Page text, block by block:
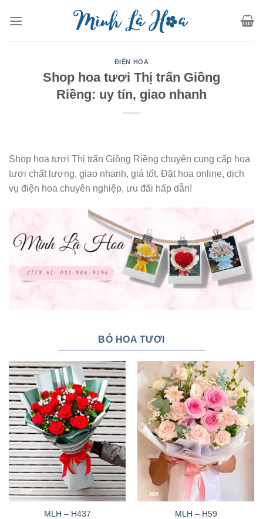
ĐIỆN HOA
Shop hoa tươi Thị trấn Giồng
Riềng: uy tín, giao nhanh
Shop hoa tươi Thị trấn Giồng Riềng chuyên cung cấp hoa
tươi chất lượng, giao nhanh, giá tốt. Đặt hoa online, dịch
vụ điện hoa chuyên nghiệp, ưu đãi hấp dẫn!
BÓ HOA TƯƠI
MLH – H437
MLH – H59